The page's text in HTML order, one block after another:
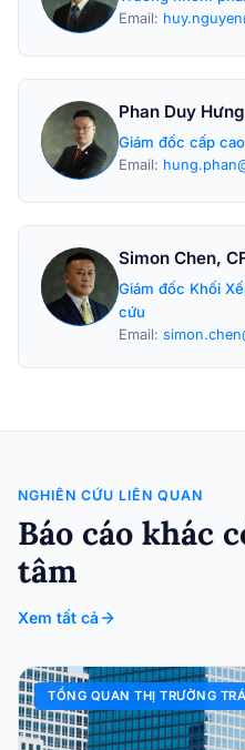
Email:
Phan Duy
Giám đốc cấp
Email:
Simon Chen,
Giám đốc Khối
cứu
Email:
NGHIÊN CỨU LIÊN QUAN
Báo cáo khác
tâm
Xem tất cả
TỔNG QUAN THỊ TRƯỜNG